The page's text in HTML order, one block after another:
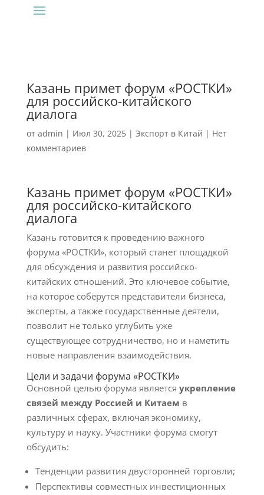
Казань примет форум «РОСТКИ»
для российско-китайского
диалога
от admin | Июл 30, 2025| Экспорт в Китай | Нет
комментариев
Казань примет форум «РОСТКИ»
для российско-китайского
диалога
Казань готовится к проведению важного
форума «РОСТКИ», который станет площадкой
для обсуждения и развития российско-
китайских отношений. Это ключевое событие,
на которое соберутся представители бизнеса,
эксперты, а также государственные деятели,
позволит не только углубить уже
существующее сотрудничество, но и наметить
новые направления взаимодействия.
Цели и задачи форума «РОСТКИ»
Основной целью форума является укрепление
связей между Россией и Китаем в
различных сферах, включая экономику,
культуру и науку. Участники форума смогут
обсудить:
Тенденции развития двусторонней торговли;
Перспективы совместных инвестиционных